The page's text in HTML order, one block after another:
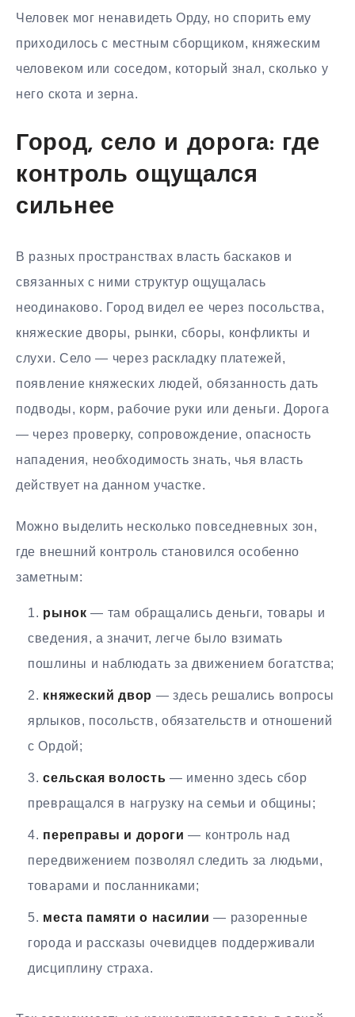
Человек мог ненавидеть Орду, но спорить ему
приходилось с местным сборщиком, княжеским
человеком или соседом, который знал, сколько у
него скота и зерна.
Город, село и дорога: где
контроль ощущался
сильнее
В разных пространствах власть баскаков и
связанных с ними структур ощущалась
неодинаково. Город видел ее через посольства,
княжеские дворы, рынки, сборы, конфликты и
слухи. Село — через раскладку платежей,
появление княжеских людей, обязанность дать
подводы, корм, рабочие руки или деньги. Дорога
— через проверку, сопровождение, опасность
нападения, необходимость знать, чья власть
действует на данном участке.
Можно выделить несколько повседневных зон,
где внешний контроль становился особенно
заметным:
рынок — там обращались деньги, товары и
сведения, а значит, легче было взимать
пошлины и наблюдать за движением богатства;
княжеский двор — здесь решались вопросы
ярлыков, посольств, обязательств и отношений
с Ордой;
сельская волость — именно здесь сбор
превращался в нагрузку на семьи и общины;
переправы и дороги — контроль над
передвижением позволял следить за людьми,
товарами и посланниками;
места памяти о насилии — разоренные
города и рассказы очевидцев поддерживали
дисциплину страха.